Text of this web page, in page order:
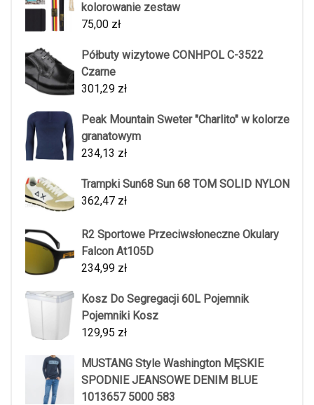
kolorowanie zestaw
75,00 zł
Półbuty wizytowe CONHPOL C-3522
Czarne
301,29 zł
Peak Mountain Sweter "Charlito" w kolorze
granatowym
234,13 zł
Trampki Sun68 Sun 68 TOM SOLID NYLON
362,47 zł
R2 Sportowe Przeciwsłoneczne Okulary
Falcon At105D
234,99 zł
Kosz Do Segregacji 60L Pojemnik
Pojemniki Kosz
129,95 zł
MUSTANG Style Washington MĘSKIE
SPODNIE JEANSOWE DENIM BLUE
1013657 5000 583